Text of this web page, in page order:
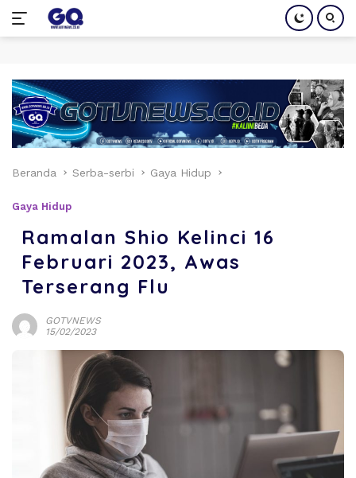
konten
Beranda Serba-serbi Gaya Hidup
Gaya Hidup
Ramalan Shio Kelinci 16
Februari 2023, Awas
Terserang Flu
GOTVNEWS
15/02/2023